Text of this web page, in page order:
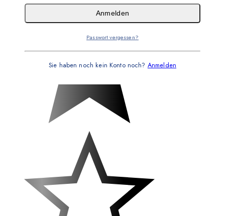
Anmelden
Passwort vergessen?
Sie haben noch kein Konto noch? Anmelden